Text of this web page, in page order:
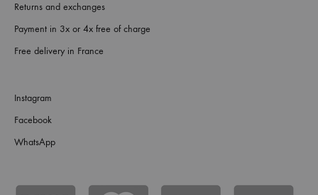
Returns and exchanges
Payment in 3x or 4x free of charge
Free delivery in France
Instagram
Facebook
WhatsApp